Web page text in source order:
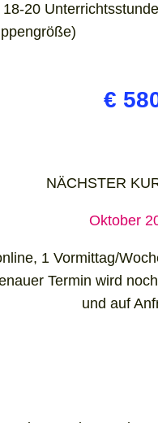
18-20
€
NÄCHSTER
Oktober
1 Vormittag/
Termin wird
und auf